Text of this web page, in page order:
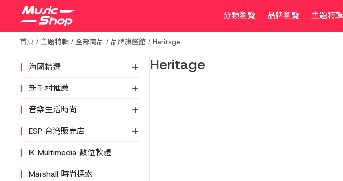
分類瀏覽 品牌瀏覽 主題特輯
首頁 主題特輯 全部商品 品牌旗艦館 Heritage
海國精選
新手村推薦
音樂生活時尚
ESP 台湾販売店
IK Multimedia 數位軟體
Marshall 時尚探索
Heritage